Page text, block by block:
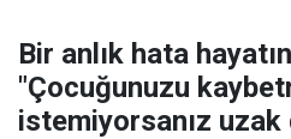
Bir anlık hata
"Çocuğunuzu
istemiyorsanız uzak